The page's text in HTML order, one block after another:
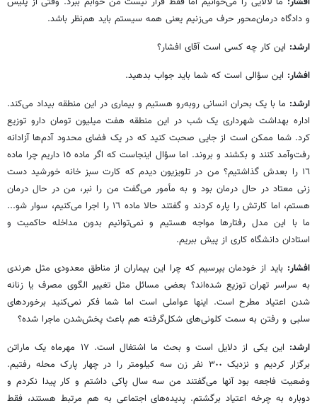
و دادگاه درمان‌محور حرف می‌زنیم یعنی همه سیستم باید هم‌نظر باشد.
ارشد: این کار چه کسی است آقای افشار؟
افشار: این سؤالی است که شما باید جواب بدهید.
ارشد: ما با یک بحران انسانی روبه‌رو هستیم و بیماری در این منطقه بیداد می‌کند.
اداره بهداشت شهرداری یک شب در این منطقه هفت ‌میلیون تومان دارو توزیع
کرد. شما ممکن است از جایی صحبت کنید که در یک فضای محدود آدم‌ها آزادانه
رفت‌وآمد کنند و بکشند و بروند. اما سؤال اینجاست که اگر ماده ١٥ داریم چرا ماده
١٦ را بعدش گذاشتیم؟ من در تلویزیون دیدم که کارت سبز خانه خورشید دست
زنی معتاد در حال درمان بود و به مأمور می‌گفت من را نبر، من در حال درمان
هستم، اما کارتش را پاره کردند و گفتند حالا ماده ١٦ را اجرا می‌کنیم، سوار شو...
ما با این مدل رفتارها مواجه هستیم و نمی‌توانیم بدون مداخله حاکمیت و
استادان دانشگاه کاری از پیش ببریم.
افشار: باید از خودمان بپرسیم که چرا این بیماران از مناطق معدودی مثل هرندی
به سراسر تهران توزیع شده‌اند؟ بعضی مسائل مثل تغییر الگوی مصرف یا زنانه
شدن اعتیاد مطرح است. اینها عواملی است اما شما فکر نمی‌کنید برخوردهای
سلبی و رفتن به سمت کلونی‌های شکل‌گرفته هم باعث پخش‌شدن ماجرا شده؟
ارشد:
این یکی از دلایل است و بحث ما اشتغال است. ١٧ مهرماه یک ماراتن
برگزار کردیم و نزدیک ٣٠٠ نفر زن سه کیلومتر را در چهار پارک محله رفتیم.
وضعیت فاجعه بود آنها می‌گفتند من سه سال پاکی داشتم و کار پیدا نکردم و
دوباره به چرخه اعتیاد برگشتم. پدیده‌های اجتماعی به هم مرتبط هستند، فقط